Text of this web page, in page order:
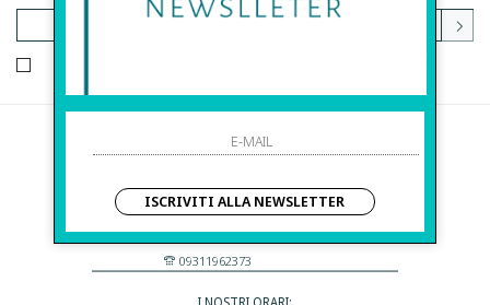
Before S.r.l.s.
Via Della Maestranza , 23
96100 Siracusa - Italia
Eshop@apiedinudinelparcoboutique.com
09311962373
I NOSTRI ORARI:
ISCRIVITI ALLA NEWSLETTER